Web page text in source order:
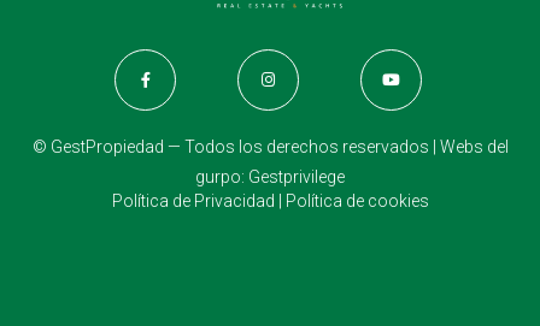
© GestPropiedad — Todos los derechos reservados | Webs del
gurpo: Gestprivilege
Política de Privacidad
Política de cookies